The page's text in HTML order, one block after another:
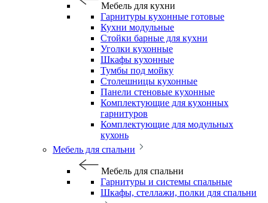
Мебель для кухни
Гарнитуры кухонные готовые
Кухни модульные
Стойки барные для кухни
Уголки кухонные
Шкафы кухонные
Тумбы под мойку
Столешницы кухонные
Панели стеновые кухонные
Комплектующие для кухонных
гарнитуров
Комплектующие для модульных
кухонь
Мебель для спальни
Мебель для спальни
Гарнитуры и системы спальные
Шкафы, стеллажи, полки для спальни